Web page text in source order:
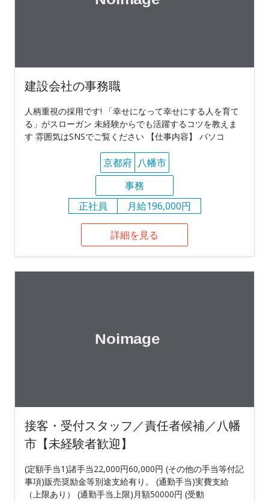
建設会社の事務職
人柄重視の採用です! 「幸せになって幸せにする人を育て
る」がスローガン 未経験からでも活躍するコツを教えま
す 雰囲気はSNSでご覧ください 【仕事内容】 パソコ
京都府 八幡市
事務
正社員
月給196,000円
詳細を見る
接客・受付スタッフ／責任者候補／八幡
市【未経験者歓迎】
(定額手当1)諸手当22,000円60,000円 (その他の手当等付記
事項)販売奨励金等別途支給有り。 (通勤手当)実費支給
（上限あり） (通勤手当上限)月額50000円 (受動